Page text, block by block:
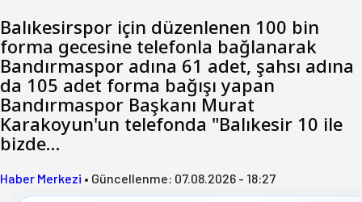
Balıkesirspor için düzenlenen 100 bin
forma gecesine telefonla bağlanarak
Bandırmaspor adına 61 adet, şahsı adına
da 105 adet forma bağışı yapan
Bandırmaspor Başkanı Murat
Karakoyun'un telefonda "Balıkesir 10 ile
bizde…
Haber Merkezi • Güncellenme: 07.08.2026 - 18:27